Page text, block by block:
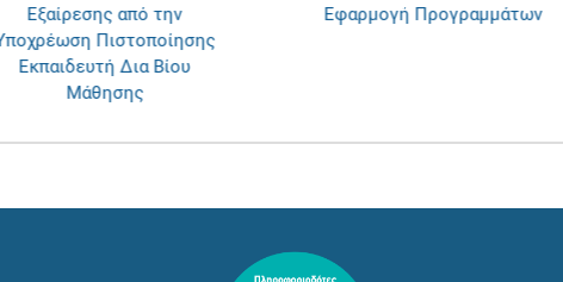
Εξαίρεσης από την
Πιστοποίησης
Εκπαιδευτή Δια Βίου
Μάθησης
Εφαρμογή Προγραμμάτων